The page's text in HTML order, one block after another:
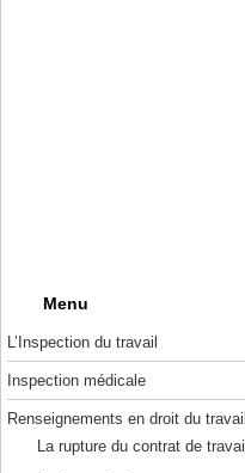
Menu
L’Inspection du travail
Inspection médicale
Renseignements en droit du travail
La rupture du contrat de travail